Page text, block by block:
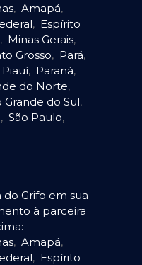
, Amapá,
, Espírito
, Minas Gerais,
Grosso, Pará,
Piauí, Paraná,
do Norte,
Grande do Sul,
, São Paulo,
Grifo em sua
à parceira
, Amapá,
, Espírito